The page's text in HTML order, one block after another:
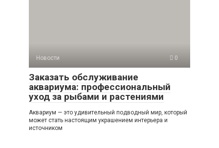
Новости 0
Заказать обслуживание
аквариума: профессиональный
уход за рыбами и растениями
Аквариум — это удивительный подводный мир, который
может стать настоящим украшением интерьера и
источником